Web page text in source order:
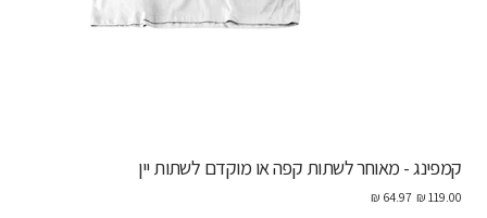
קמפינג - מאוחר לשתות קפה או מוקדם לשתות יין
מחיר
מחיר
‏64.97 ‏₪